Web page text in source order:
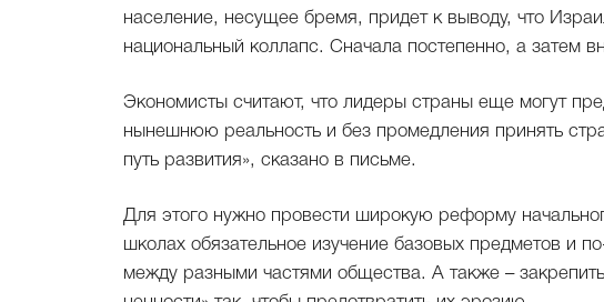
население, несущее бремя, придет к выводу, что
национальный коллапс. Сначала постепенно, а затем
Экономисты считают, что лидеры страны еще могут
нынешнюю реальность и без промедления принять
путь развития», сказано в письме.
Для этого нужно провести широкую реформу
школах обязательное изучение базовых предметов и
между разными частями общества. А также –